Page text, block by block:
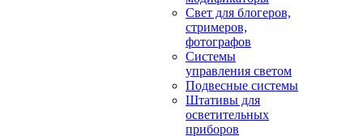
Свет для блогеров,
стримеров,
фотографов
Системы
управления светом
Подвесные системы
Штативы для
осветительных
приборов